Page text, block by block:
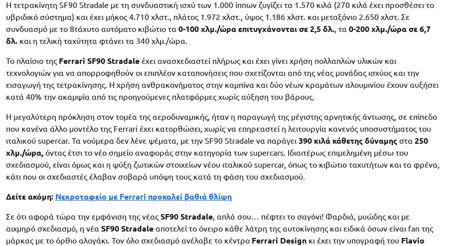
Η τετρακίνητη SF90 Stradale με τη συνδυαστική ισχύ των 1.000 ίππων ζυγίζει τα 1.570 κιλά (270 κιλά έχει προσθέσει το
υβριδικό σύστημα) και έχει μήκος 4.710 χλστ., πλάτος 1.972 χλστ., ύψος 1.186 χλστ. και μεταξόνιο 2.650 χλστ. Σε
συνδυασμό με το 8τάχυτο αυτόματο κιβώτιο τα 0-100 χλμ./ώρα επιτυγχάνονται σε 2,5 δλ., τα 0-200 χλμ./ώρα σε 6,7
δλ. και η τελική ταχύτητα φτάνει τα 340 χλμ./ώρα.
Το πλαίσιο της Ferrari SF90 Stradale έχει ανασχεδιαστεί πλήρως και έχει γίνει χρήση πολλαπλών υλικών και
τεχνολογιών για να απορροφηθούν οι επιπλέον καταπονήσεις που σχετίζονται από της νέας μονάδας ισχύος και την
εισαγωγή της τετρακίνησης. Η χρήση ανθρακονήματος στην καμπίνα και δύο νέων κραμάτων αλουμινίου έχουν αυξήσει
κατά 40% την ακαμψία από τις προηγούμενες πλατφόρμες χωρίς αύξηση του βάρους.
Η μεγαλύτερη πρόκληση στον τομέα της αεροδυναμικής, ήταν η παραγωγή της μέγιστης αρνητικής άντωσης, σε επίπεδο
που κανένα άλλο μοντέλο της Ferrari έχει κατορθώσει, χωρίς να επηρεαστεί η λειτουργία κανενός υποσυστήματος του
ιταλικού supercar. Τα νούμερα δεν λένε ψέματα, με την SF90 Stradale να παράγει 390 κιλά κάθετης δύναμης στα 250
χλμ./ώρα, όντας έτσι το νέο σημείο αναφοράς στην κατηγορία των supercars. Ιδιαιτέρως επιμελημένη μέσω του
σχεδιασμού, είναι όμως και η ψύξη ζωτικών στοιχείων νέου ιταλικού supercar, όπως το κιβώτιο ταχυτήτων και τα φρένα,
κάτι που οι σχεδιαστές έλαβαν σοβαρά υπόψη τους κατά τη φάση του σχεδιασμού.
Δείτε ακόμη: Νεκροταφείο με Ferrari προκαλεί βαθιά θλίψη
Σε ότι αφορά τώρα την εμφάνιση της νέας SF90 Stradale, απλά σου… πέφτει το σαγόνι! Φαρδιά, μυώδης και με
αιχμηρό σχεδιασμό, η νέα SF90 Stradale αποτελεί το όνειρο κάθε λάτρη της αυτοκίνησης και ειδικά όσων είναι fan της
μάρκας με το όρθιο αλογάκι. Τον όλο σχεδιασμό ανέλαβε το κέντρο Ferrari Design κι έχει την υπογραφή του Flavio